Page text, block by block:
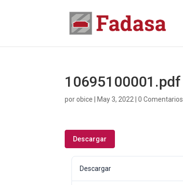
10695100001.pdf
porobice May 3, 2022 |0 Comentarios
Descargar
Descargar